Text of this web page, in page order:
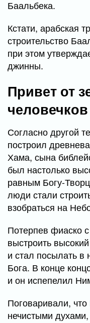
Баальбека.
Кстати, арабская
строительство
при этом
джинны.
Привет от
человечков
Согласно другой
построил
Хама, сына
был настолько
равным Богу-
люди стали
взобраться на
Потерпев фиаско
выстроить
и стал посылать в
Бога. В конце
и он испепелил
Поговаривали,
нечистыми